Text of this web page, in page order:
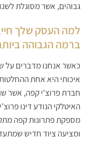
גבוהים, אשר מסוגלת
למה העסק שלך
ברמה הגבוהה
כאשר אנחנו מדברים על
איכותי היא אחת
חברת פרוצ'י קפה, אשר
האיטלקי הנודע דינו
מספקת פתרונות קפה
ומציעה ציוד חדיש